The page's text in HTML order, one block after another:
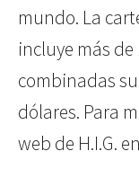
mundo. La
incluye más
combinadas
dólares. Para
web de H.I.G. en